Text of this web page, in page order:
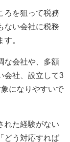
ろを狙って税務
ない会社に税務
。
な会社や、多額
会社、設立して3
になりやすいで
れた経験がない
どう対応すれば